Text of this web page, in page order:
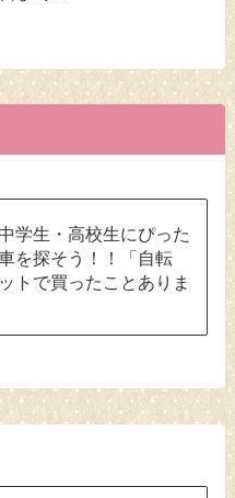
学生・高校生にぴった
を探そう！！「自転
トで買ったことありま